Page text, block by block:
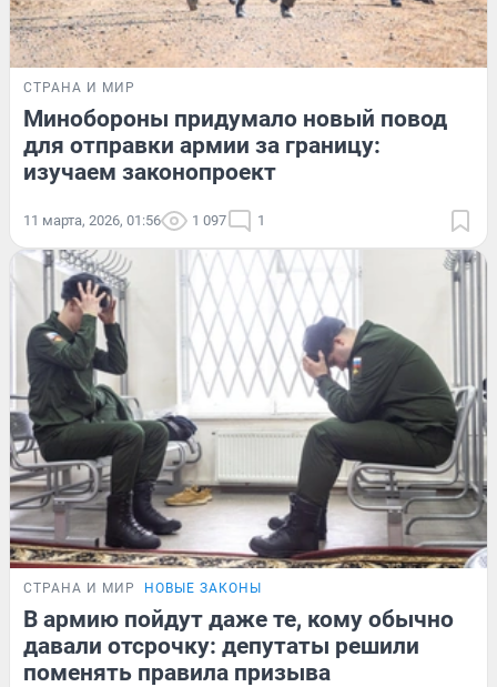
СТРАНА И МИР
Минобороны придумало новый повод
для отправки армии за границу:
изучаем законопроект
11 марта, 2026, 01:56 1 097 1
СТРАНА И МИР НОВЫЕ ЗАКОНЫ
В армию пойдут даже те, кому обычно
давали отсрочку: депутаты решили
поменять правила призыва